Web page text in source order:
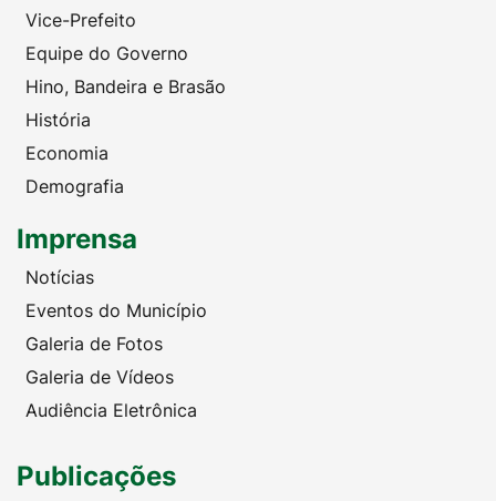
Vice-Prefeito
Equipe do Governo
Hino, Bandeira e Brasão
História
Economia
Demografia
Imprensa
Notícias
Eventos do Município
Galeria de Fotos
Galeria de Vídeos
Audiência Eletrônica
Publicações